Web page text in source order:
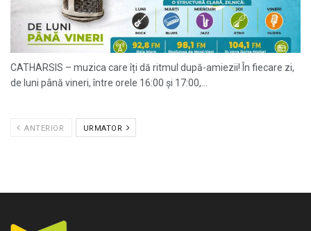
CATHARSIS – muzica care îți dă ritmul după-amiezii! În fiecare zi,
de luni până vineri, între orele 16:00 și 17:00,...
ANTERIOR URMATOR